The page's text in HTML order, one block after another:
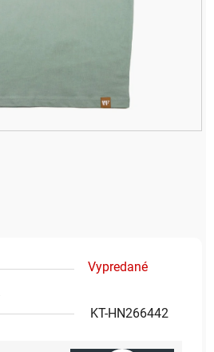
Vypredané
KT-HN266442